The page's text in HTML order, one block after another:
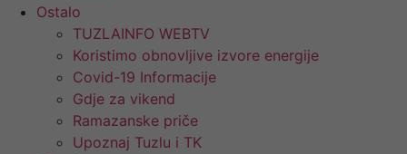
Ostalo
TUZLAINFO WEBTV
Koristimo obnovljive izvore energije
Covid-19 Informacije
Gdje za vikend
Ramazanske priče
Upoznaj Tuzlu i TK